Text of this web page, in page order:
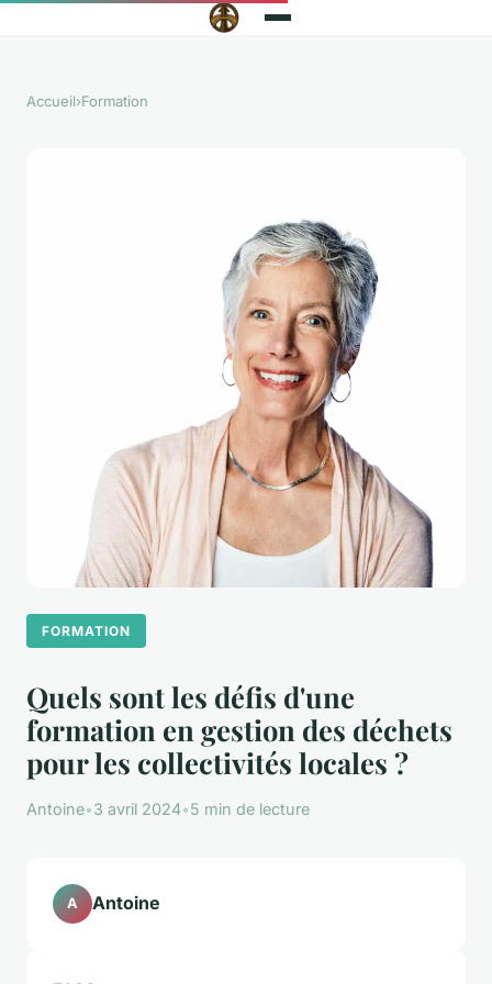
Accueil›Formation
FORMATION
Quels sont les défis d'une
formation en gestion des déchets
pour les collectivités locales ?
Antoine•3 avril 2024•5 min de lecture
A Antoine